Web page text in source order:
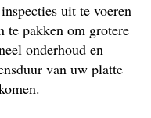
uit te voeren
te pakken om grotere
onderhoud en
van uw platte